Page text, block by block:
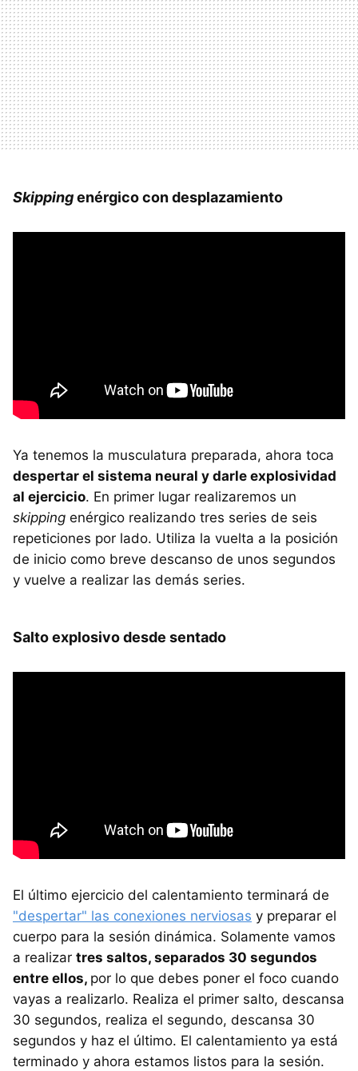
Skippingenérgico con desplazamiento
Ya tenemos la musculatura preparada, ahora toca
despertar el sistema neural y darle explosividad
al ejercicio. En primer lugar realizaremos un
skipping enérgico realizando tres series de seis
repeticiones por lado. Utiliza la vuelta a la posición
de inicio como breve descanso de unos segundos
y vuelve a realizar las demás series.
Salto explosivo desde sentado
El último ejercicio del calentamiento terminará de
"despertar" las conexiones nerviosas y preparar el
cuerpo para la sesión dinámica. Solamente vamos
a realizar tres saltos, separados 30 segundos
entre ellos, por lo que debes poner el foco cuando
vayas a realizarlo. Realiza el primer salto, descansa
30 segundos, realiza el segundo, descansa 30
segundos y haz el último. El calentamiento ya está
terminado y ahora estamos listos para la sesión.